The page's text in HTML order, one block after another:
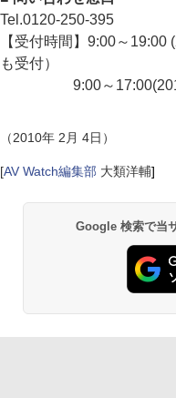
Tel.0120-250-395
【受付時間】9:00～19:00
も受付）
9:00～17:00(2010年
（2010年 2月 4日）
[AV Watch編集部 大類洋輔]
Google 検索で当